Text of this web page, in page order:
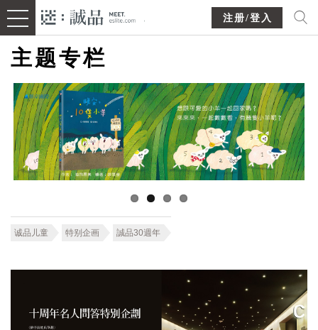
注册/登入
主题专栏
诚品儿童 特别企画 誠品30週年